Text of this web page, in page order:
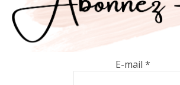
E-mail *